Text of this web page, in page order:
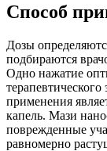
Способ
Дозы
подбираются
Одно нажатие
применения
капель. Мази
поврежденные
равномерно